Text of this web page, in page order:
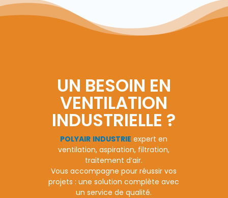
UN BESOIN EN
VENTILATION
INDUSTRIELLE ?
POLYAIR INDUSTRIE expert en
ventilation, aspiration, filtration,
traitement d’air.
Vous accompagne pour réussir vos
projets : une solution complète avec
un service de qualité.